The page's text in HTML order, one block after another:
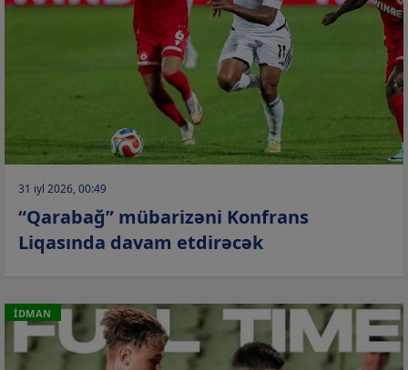
31 iyl 2026, 00:49
“Qarabağ” mübarizəni Konfrans
Liqasında davam etdirəcək
İDMAN